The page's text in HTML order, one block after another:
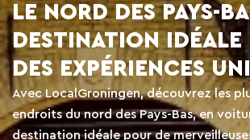
LE NORD DES PAYS-
DESTINATION IDÉALE
DES EXPÉRIENCES
Avec LocalGroningen, découvrez les
endroits du nord des Pays-Bas, en
destination idéale pour de